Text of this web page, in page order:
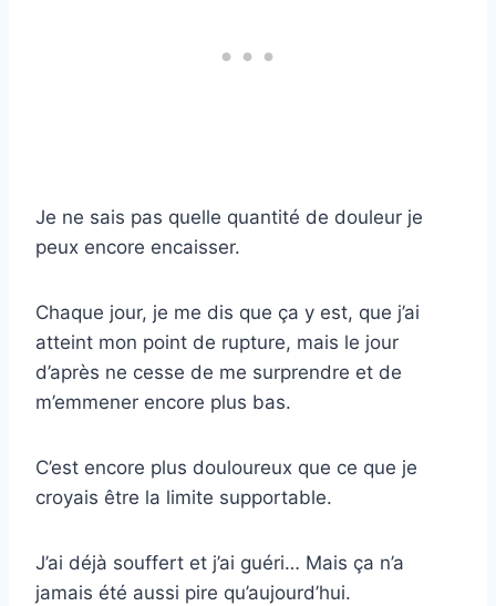
Je ne sais pas quelle quantité de douleur je
peux encore encaisser.
Chaque jour, je me dis que ça y est, que j’ai
atteint mon point de rupture, mais le jour
d’après ne cesse de me surprendre et de
m’emmener encore plus bas.
C’est encore plus douloureux que ce que je
croyais être la limite supportable.
J’ai déjà souffert et j’ai guéri… Mais ça n’a
jamais été aussi pire qu’aujourd’hui.